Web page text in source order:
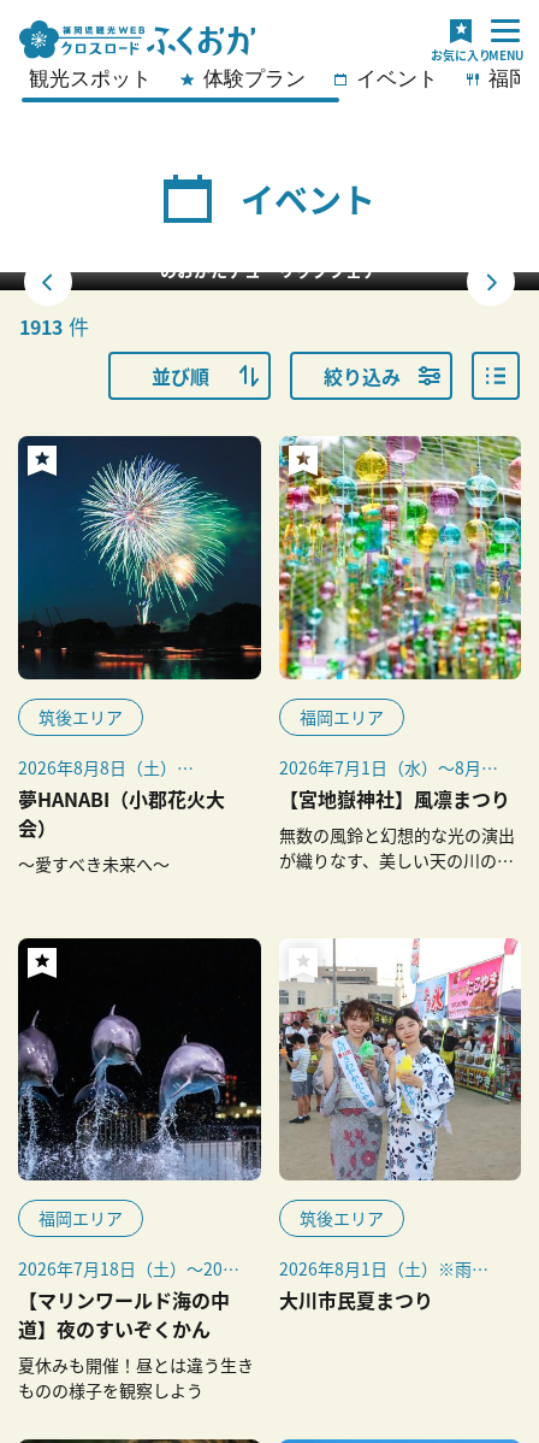
観光スポット 体験プラン イベント 福岡
イベント
宮地嶽神社 菖蒲まつり
1913 件
並び順 絞り込み
筑後エリア
2026年8月8日（土）
※雨天時は9日（日）または
11日（火）に順延
夢HANABI（小郡花火大
会）
～愛すべき未来へ～
福岡エリア
2026年7月1日（水）～8月31
日（月）
風凜夜市：開催期間中の毎週
金～日曜開催
※スケジュールは変更になる
【宮地嶽神社】風凛まつり
無数の風鈴と幻想的な光の演出
が織りなす、美しい天の川の再
福岡エリア
2026年7月18日（土）～20日
（月・祝）、25日（土）・
26日（日）
2026年8月1日（土）～23日
（日）、29（土）・
30（日）
【マリンワールド海の中
道】夜のすいぞくかん
夏休みも開催！昼とは違う生き
ものの様子を観察しよう
筑後エリア
2026年8月1日（土）※雨天
中止
大川市民夏まつり